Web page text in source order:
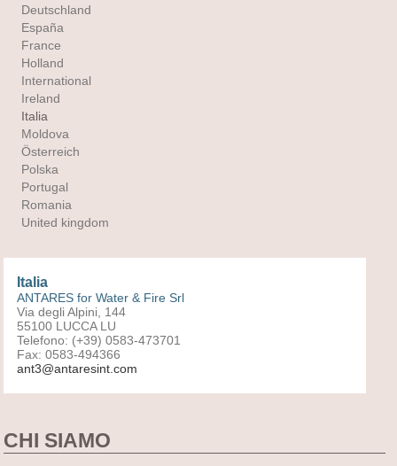
Deutschland
España
France
Holland
International
Ireland
Italia
Moldova
Österreich
Polska
Portugal
Romania
United kingdom
Italia
ANTARES for Water & Fire Srl
Via degli Alpini, 144
55100 LUCCA LU
Telefono: (+39) 0583-473701
Fax: 0583-494366
ant3@antaresint.com
CHI SIAMO